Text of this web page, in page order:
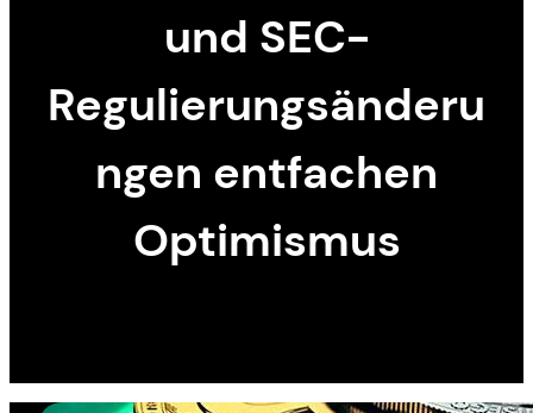
und SEC-
Regulierungsänderu
ngen entfachen
Optimismus